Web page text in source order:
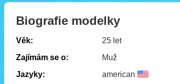
Biografie modelky
Věk:
25 let
Zajímám se o:
Muž
Jazyky:
american